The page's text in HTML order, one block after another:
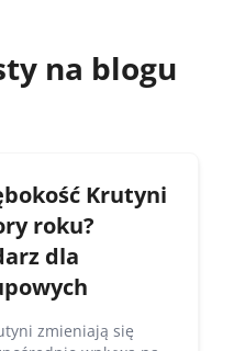
na blogu
Krutyni
roku?
dla
zmieniają się